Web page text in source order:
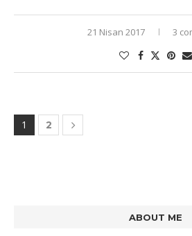
21 Nisan 2017 3
1 2
ABOUT ME